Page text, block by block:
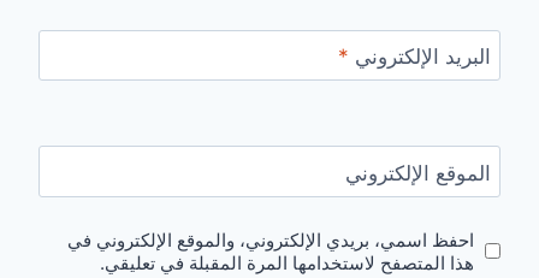
البريد الإلكتروني *
الموقع الإلكتروني
احفظ اسمي، بريدي الإلكتروني، والموقع الإلكتروني في
هذا المتصفح لاستخدامها المرة المقبلة في تعليقي.